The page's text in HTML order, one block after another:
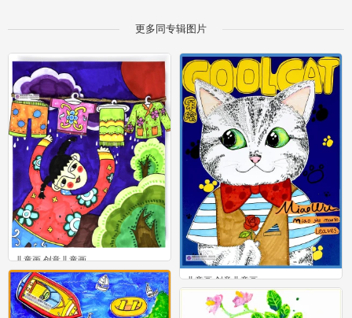
更多同专辑图片
儿童画 创意儿童画
0 儿童画 创意儿童画